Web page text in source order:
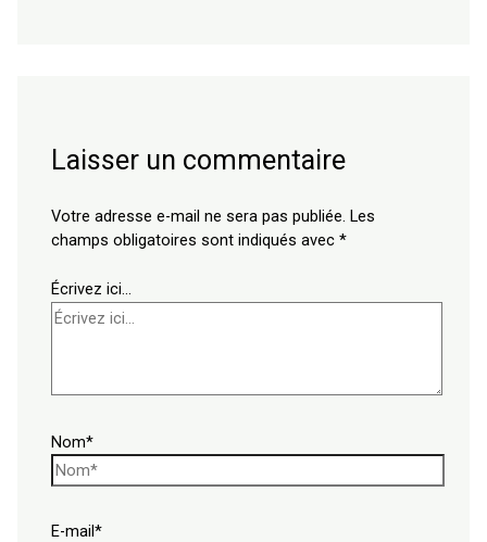
Laisser un commentaire
Votre adresse e-mail ne sera pas publiée. Les
champs obligatoires sont indiqués avec*
Écrivez ici…
Nom*
E-mail*